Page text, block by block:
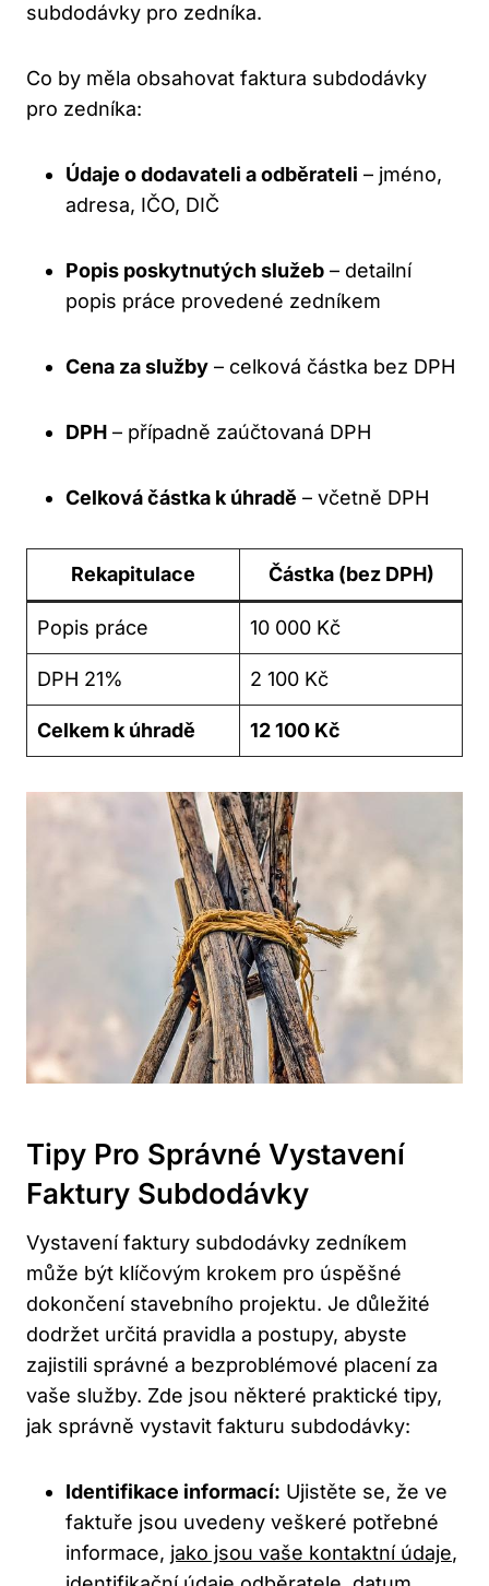
subdodávky pro zedníka.
Co by měla obsahovat faktura subdodávky
pro zedníka:
Údaje o dodavateli a odběrateli – jméno,
adresa, IČO, DIČ
Popis poskytnutých služeb – detailní
popis práce provedené zedníkem
Cena za služby – celková částka bez DPH
DPH – případně zaúčtovaná DPH
Celková částka k úhradě – včetně DPH
Rekapitulace Částka (bez DPH)
Popis práce 10 000 Kč
DPH 21% 2 100 Kč
Celkem k úhradě 12 100 Kč
Tipy Pro Správné Vystavení
Faktury Subdodávky
Vystavení faktury subdodávky zedníkem
může být klíčovým krokem pro úspěšné
dokončení stavebního projektu. Je důležité
dodržet určitá pravidla a postupy, abyste
zajistili správné a bezproblémové placení za
vaše služby. Zde jsou některé praktické tipy,
jak správně vystavit fakturu subdodávky:
Identifikace informací: Ujistěte se, že ve
faktuře jsou uvedeny veškeré potřebné
informace, jako jsou vaše kontaktní údaje,